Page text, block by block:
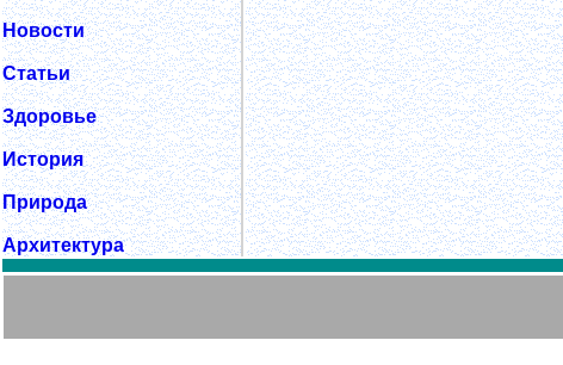
Новости
Статьи
Здоровье
История
Природа
Архитектура